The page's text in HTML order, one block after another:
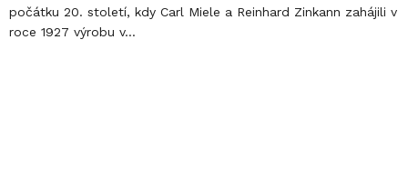
počátku 20. století, kdy Carl Miele a Reinhard Zinkann zahájili v
roce 1927 výrobu v...